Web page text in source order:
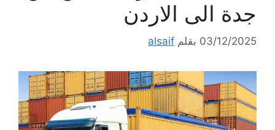
جدة الى الاردن
03/12/2025 بقلم alsaif